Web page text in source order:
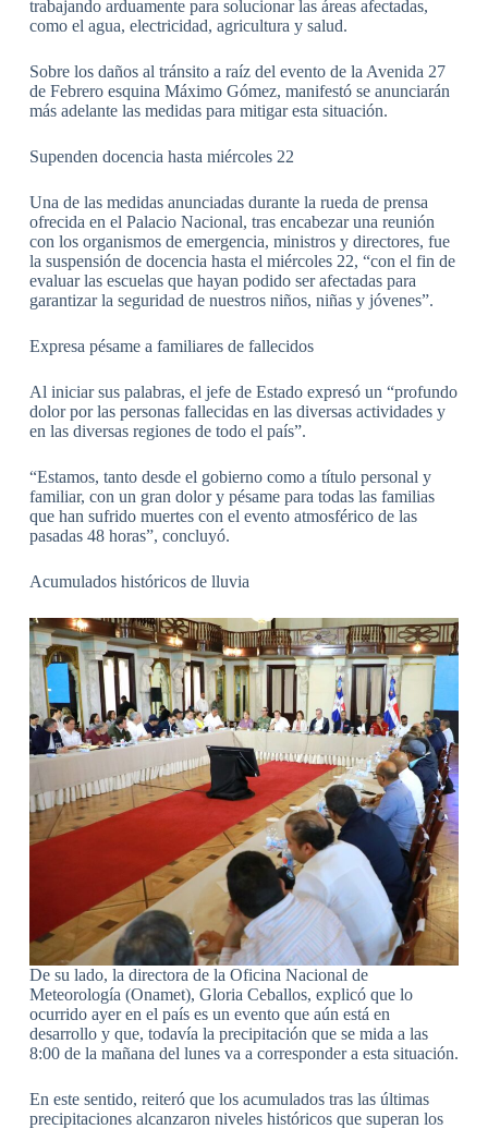
trabajando arduamente para solucionar las áreas afectadas,
como el agua, electricidad, agricultura y salud.
Sobre los daños al tránsito a raíz del evento de la Avenida 27
de Febrero esquina Máximo Gómez, manifestó se anunciarán
más adelante las medidas para mitigar esta situación.
Supenden docencia hasta miércoles 22
Una de las medidas anunciadas durante la rueda de prensa
ofrecida en el Palacio Nacional, tras encabezar una reunión
con los organismos de emergencia, ministros y directores, fue
la suspensión de docencia hasta el miércoles 22, “con el fin de
evaluar las escuelas que hayan podido ser afectadas para
garantizar la seguridad de nuestros niños, niñas y jóvenes”.
Expresa pésame a familiares de fallecidos
Al iniciar sus palabras, el jefe de Estado expresó un “profundo
dolor por las personas fallecidas en las diversas actividades y
en las diversas regiones de todo el país”.
“Estamos, tanto desde el gobierno como a título personal y
familiar, con un gran dolor y pésame para todas las familias
que han sufrido muertes con el evento atmosférico de las
pasadas 48 horas”, concluyó.
Acumulados históricos de lluvia
De su lado, la directora de la Oficina Nacional de
Meteorología (Onamet), Gloria Ceballos, explicó que lo
ocurrido ayer en el país es un evento que aún está en
desarrollo y que, todavía la precipitación que se mida a las
8:00 de la mañana del lunes va a corresponder a esta situación.
En este sentido, reiteró que los acumulados tras las últimas
precipitaciones alcanzaron niveles históricos que superan los